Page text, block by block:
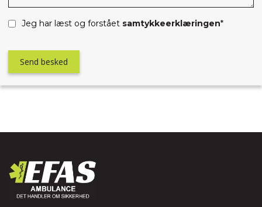
Jeg har læst og forstået samtykkeerklæringen*